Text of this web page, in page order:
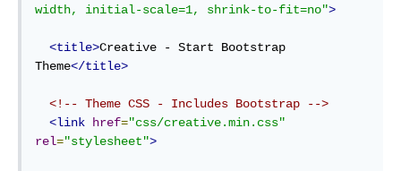
width, initial-scale=1, shrink-to-fit=no">
<title>Creative - Start Bootstrap
Theme</title>
<!-- Theme CSS - Includes Bootstrap -->
<link
href="css/creative.min.css"
rel="stylesheet">